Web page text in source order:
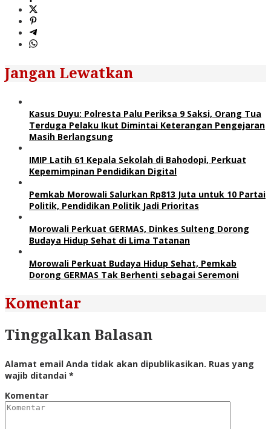
Jangan Lewatkan
Kasus Duyu: Polresta Palu Periksa 9 Saksi, Orang Tua
Terduga Pelaku Ikut Dimintai Keterangan Pengejaran
Masih Berlangsung
IMIP Latih 61 Kepala Sekolah di Bahodopi, Perkuat
Kepemimpinan Pendidikan Digital
Pemkab Morowali Salurkan Rp813 Juta untuk 10 Partai
Politik, Pendidikan Politik Jadi Prioritas
Morowali Perkuat GERMAS, Dinkes Sulteng Dorong
Budaya Hidup Sehat di Lima Tatanan
Morowali Perkuat Budaya Hidup Sehat, Pemkab
Dorong GERMAS Tak Berhenti sebagai Seremoni
Komentar
Tinggalkan Balasan
Alamat email Anda tidak akan dipublikasikan. Ruas yang
wajib ditandai *
Komentar